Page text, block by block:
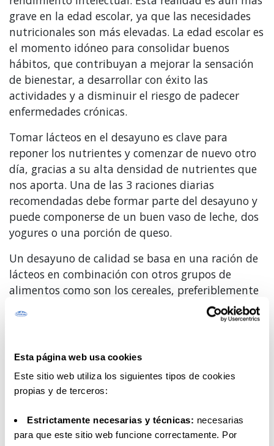
Esta página web usa cookies
Este sitio web utiliza los siguientes tipos de cookies
propias y de terceros:
Estrictamente necesarias y técnicas: necesarias
para que este sitio web funcione correctamente. Por
grave en la edad escolar, ya que las necesidades
nutricionales son más elevadas. La edad escolar es
el momento idóneo para consolidar buenos
hábitos, que contribuyan a mejorar la sensación
de bienestar, a desarrollar con éxito las
actividades y a disminuir el riesgo de padecer
enfermedades crónicas.
Tomar lácteos en el desayuno es clave para
reponer los nutrientes y comenzar de nuevo otro
día, gracias a su alta densidad de nutrientes que
nos aporta. Una de las 3 raciones diarias
recomendadas debe formar parte del desayuno y
puede componerse de un buen vaso de leche, dos
yogures o una porción de queso.
Un desayuno de calidad se basa en una ración de
lácteos en combinación con otros grupos de
alimentos como son los cereales, preferiblemente
integrales o las frutas, u otros alimentos
proteicos; de esa forma se contribuye a
carbohidratos, proteínas, lípidos, vitaminas y
minerales a lo largo del día.
Además, el recomendado consumo de productos
alimentarios y un estilo de vida más saludable.